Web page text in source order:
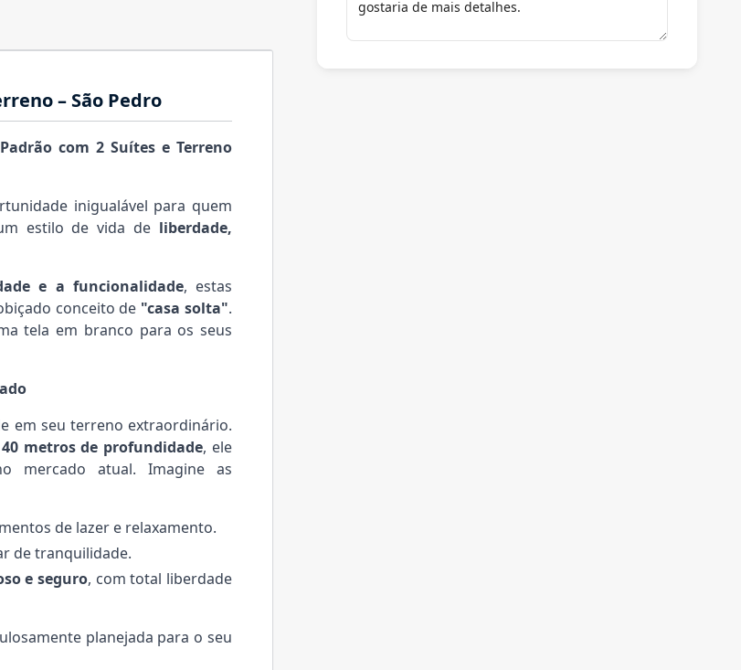
– São Pedro
com 2 Suítes e Terreno
inigualável para quem
estilo de vida de liberdade,
e a funcionalidade, estas
conceito de "casa solta".
tela em branco para os seus
em seu terreno extraordinário.
metros de profundidade, ele
mercado atual. Imagine as
de lazer e relaxamento.
de tranquilidade.
e seguro, com total liberdade
planejada para o seu